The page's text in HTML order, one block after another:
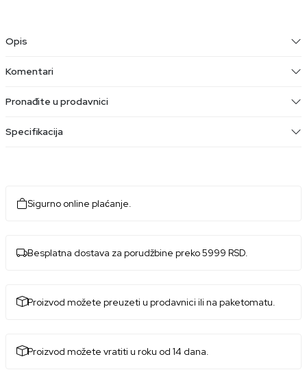
Opis
Komentari
Pronađite u prodavnici
Specifikacija
Sigurno online plaćanje.
Besplatna dostava za porudžbine preko 5999 RSD.
Proizvod možete preuzeti u prodavnici ili na paketomatu.
Proizvod možete vratiti u roku od 14 dana.